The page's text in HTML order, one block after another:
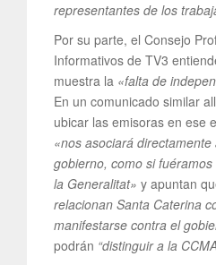
representantes de los
Por su parte, el Consejo
Informativos de TV3
muestra la «falta de
En un comunicado similar
ubicar las emisoras en ese
«nos asociará
gobierno, como si
la Generalitat» y apuntan
relacionan Santa Caterina
manifestarse contra el
podrán “distinguir a la